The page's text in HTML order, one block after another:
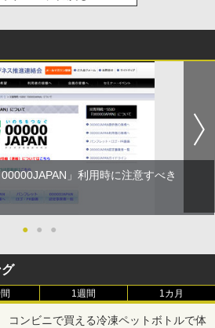
」利用時に注意すべき
● ● ●
1週間 1カ月
ンビニで買える冷凍ペットボトルで体